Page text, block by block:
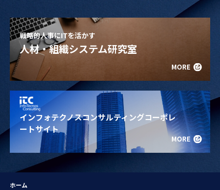
戦略的人事にITを活かす
人材・組織システム研究室
MORE
インフォテクノスコンサルティングコーポレ
ートサイト
MORE
ホーム